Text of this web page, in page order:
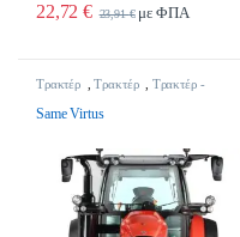
22,72€ 23,91€με ΦΠΑ
Τρακτέρ ,Τρακτέρ
Τρακτέρ -
Same Virtus